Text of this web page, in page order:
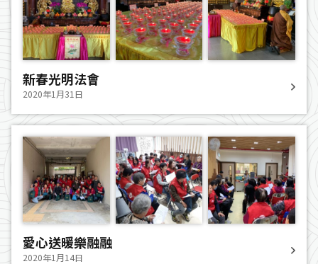
新春光明法會
2020年1月31日
愛心送暖樂融融
2020年1月14日